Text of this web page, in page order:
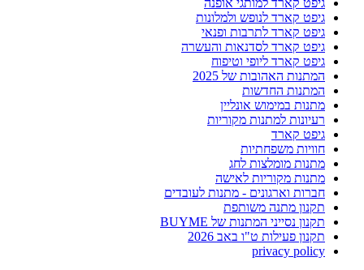
גיפט קארד למותגי אופנה
גיפט קארד לנופש ולמלונות
גיפט קארד לתרבות ופנאי
גיפט קארד לסדנאות והעשרה
גיפט קארד ליופי וטיפוח
המתנות האהובות של 2025
המתנות החדשות
מתנות במימוש אונליין
רעיונות למתנות מקוריות
גיפט קארד
חוויות משפחתיות
מתנות מומלצות לחג
מתנות מקוריות לאישה
חברות וארגונים - מתנות לעובדים
תקנון מתנה משותפת
תקנון נסייני המתנות של BUYME
תקנון פעילות ט"ו באב 2026
privacy policy